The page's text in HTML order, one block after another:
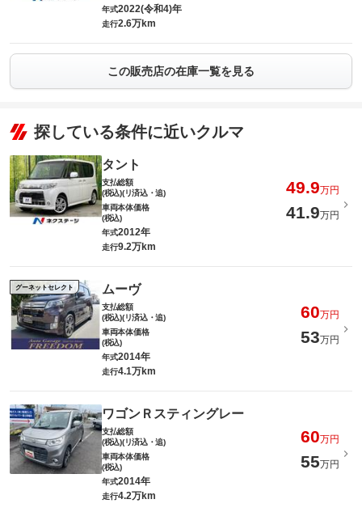
年式2022(令和4)年
走行2.6万km
この販売店の在庫一覧を見る
探している条件に近いクルマ
タント
支払総額
(税込)(リ済込・追)
49.9万円
車両本体価格
(税込)
41.9万円
年式2012年
走行9.2万km
グーネットセレクト ムーヴ
支払総額
(税込)(リ済込・追)
60万円
車両本体価格
(税込)
53万円
年式2014年
走行4.1万km
ワゴンＲスティングレー
支払総額
(税込)(リ済込・追)
60万円
車両本体価格
(税込)
55万円
年式2014年
走行4.2万km